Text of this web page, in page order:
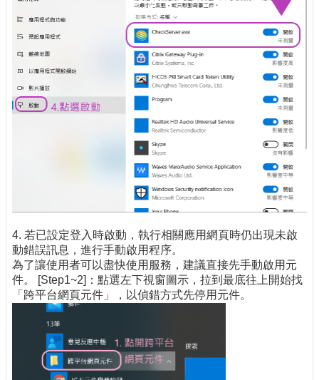
4. 若已設定登入時啟動，執行相關應用網頁時仍出現未啟
動錯誤訊息，進行手動啟用程序。
為了讓使用者可以盡快使用服務，建議直接先手動啟用元
件。 [Step1~2]：點選左下視窗圖示，拉到最底往上開始找
「跨平台網頁元件」，以偵錯方式先停用元件。